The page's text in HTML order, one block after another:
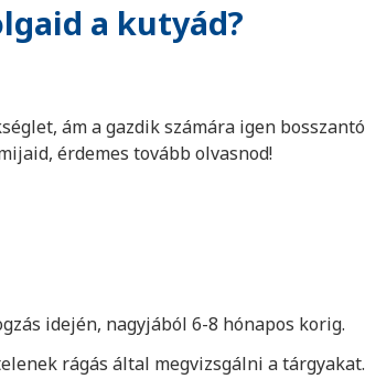
a kutyád?
ám a gazdik számára igen bosszantó
érdemes tovább olvasnod!
idején, nagyjából 6-8 hónapos korig.
rágás által megvizsgálni a tárgyakat.